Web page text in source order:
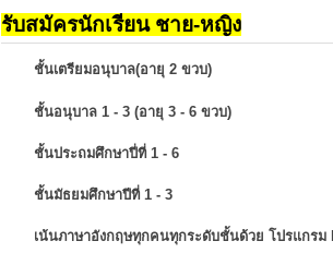
รับสมัครนักเรียน ชาย-หญิง
ชั้นเตรียมอนุบาล(อายุ 2 ขวบ)
ชั้นอนุบาล 1 - 3 (อายุ 3 - 6 ขวบ)
ชั้นประถมศึกษาปี่ที่ 1 - 6
ชั้นมัธยมศึกษาปีที่ 1 - 3
เน้นภาษาอังกฤษทุกคนทุกระดับชั้นด้วย โปรแกร